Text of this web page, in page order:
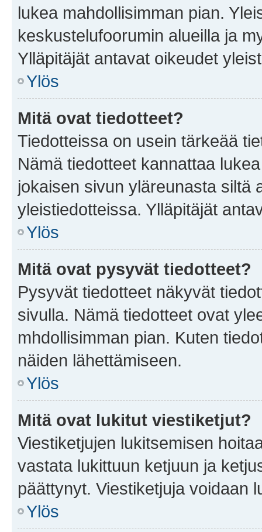
lukea mahdollisimman pian.
keskustelufoorumin alueilla ja
Ylläpitäjät antavat oikeudet
Ylös
Mitä ovat tiedotteet?
Tiedotteissa on usein tärkeää
Nämä tiedotteet kannattaa
jokaisen sivun yläreunasta siltä
yleistiedotteissa. Ylläpitäjät
Ylös
Mitä ovat pysyvät tiedotteet?
Pysyvät tiedotteet näkyvät
sivulla. Nämä tiedotteet ovat
mhdollisimman pian. Kuten
näiden lähettämiseen.
Ylös
Mitä ovat lukitut viestiketjut?
Viestiketjujen lukitsemisen
vastata lukittuun ketjuun ja
päättynyt. Viestiketjuja voidaan
Ylös